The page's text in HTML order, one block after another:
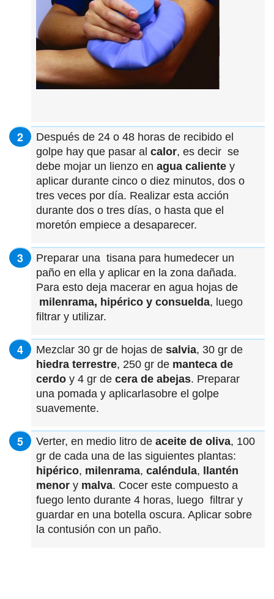
Después de 24 o 48 horas de recibido el
golpe hay que pasar al calor, es decir se
debe mojar un lienzo en agua caliente y
aplicar durante cinco o diez minutos, dos o
tres veces por día. Realizar esta acción
durante dos o tres días, o hasta que el
moretón empiece a desaparecer.
Preparar una tisana para humedecer un
paño en ella y aplicar en la zona dañada.
Para esto deja macerar en agua hojas de
milenrama, hipérico y consuelda, luego
filtrar y utilizar.
Mezclar 30 gr de hojas de salvia, 30 gr de
hiedra terrestre, 250 gr de manteca de
cerdo y 4 gr de cera de abejas. Preparar
una pomada y aplicarlasobre el golpe
suavemente.
Verter, en medio litro de aceite de oliva, 100
gr de cada una de las siguientes plantas:
hipérico, milenrama, caléndula,
llantén
menor y malva. Cocer este compuesto a
fuego lento durante 4 horas, luego filtrar y
guardar en una botella oscura. Aplicar sobre
la contusión con un paño.